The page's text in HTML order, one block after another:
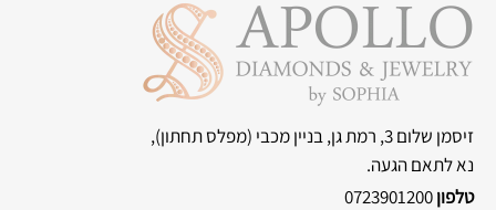
זיסמן שלום 3, רמת גן, בניין מכבי
(מפלס תחתון),
נא לתאם הגעה.
טלפון0723901200